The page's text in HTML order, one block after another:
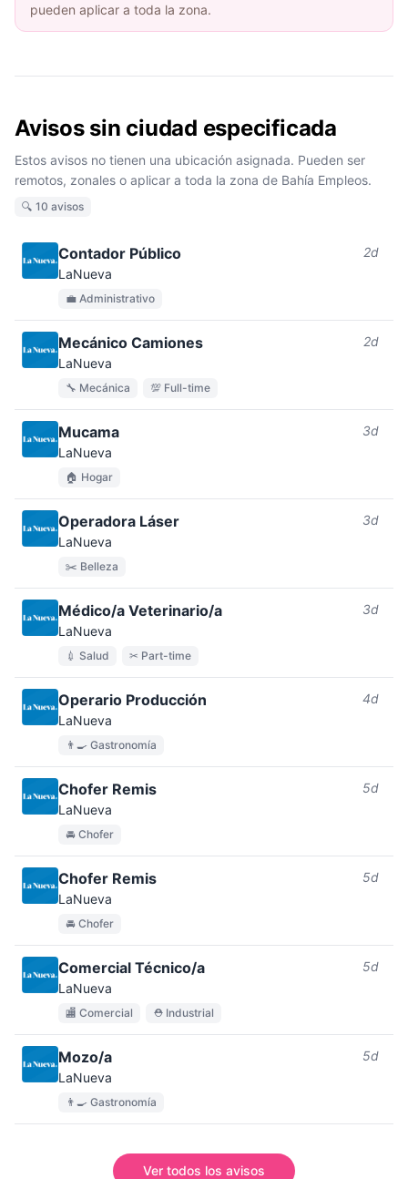
🏠 Hogar(1)
📕 RR.HH.(1)
pueden aplicar a toda la zona.
Avisos sin ciudad especificada
Estos avisos no tienen una ubicación asignada. Pueden ser
remotos, zonales o aplicar a toda la zona de Bahía Empleos.
🔍 10 avisos
Contador Público
LaNueva
2d
💼 Administrativo
Mecánico Camiones
LaNueva
2d
🔧 Mecánica 💯 Full-time
Mucama
LaNueva
3d
🏠 Hogar
Operadora Láser
LaNueva
3d
✂️ Belleza
Médico/a Veterinario/a
LaNueva
3d
💉 Salud ✂ Part-time
Operario Producción
LaNueva
4d
👨‍🍳 Gastronomía
Chofer Remis
LaNueva
5d
🚘 Chofer
Chofer Remis
LaNueva
5d
🚘 Chofer
Comercial Técnico/a
LaNueva
5d
🏬 Comercial ⛑ Industrial
Mozo/a
LaNueva
5d
👨‍🍳 Gastronomía
Ver todos los avisos